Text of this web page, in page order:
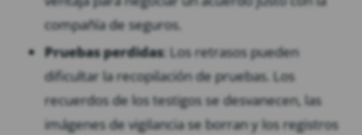
compañía de seguros.
Pruebas perdidas: Los retrasos pueden
dificultar la recopilación de pruebas. Los
recuerdos de los testigos se desvanecen, las
imágenes de vigilancia se borran y los registros